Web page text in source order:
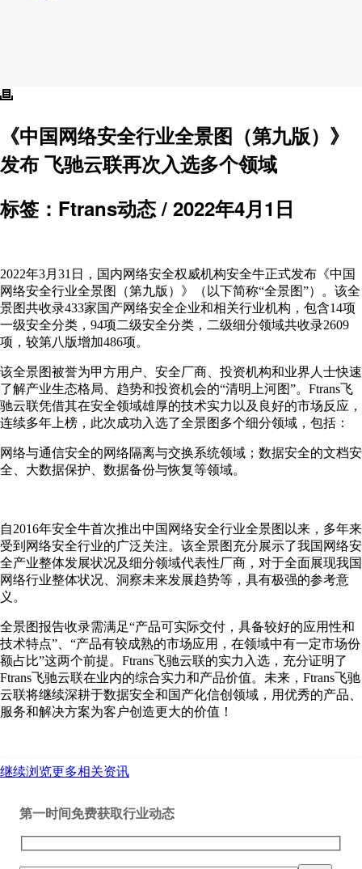
《中国网络安全行业全景图（第九版）》
发布 飞驰云联再次入选多个领域
标签：Ftrans动态 / 2022年4月1日
2022年3月31日，国内网络安全权威机构安全牛正式发布《中国
网络安全行业全景图（第九版）》（以下简称“全景图”）。该全
景图共收录433家国产网络安全企业和相关行业机构，包含14项
一级安全分类，94项二级安全分类，二级细分领域共收录2609
项，较第八版增加486项。
该全景图被誉为甲方用户、安全厂商、投资机构和业界人士快速
了解产业生态格局、趋势和投资机会的“清明上河图”。Ftrans飞
驰云联凭借其在安全领域雄厚的技术实力以及良好的市场反应，
连续多年上榜，此次成功入选了全景图多个细分领域，包括：
网络与通信安全的网络隔离与交换系统领域；数据安全的文档安
全、大数据保护、数据备份与恢复等领域。
自2016年安全牛首次推出中国网络安全行业全景图以来，多年来
受到网络安全行业的广泛关注。该全景图充分展示了我国网络安
全产业整体发展状况及细分领域代表性厂商，对于全面展现我国
网络行业整体状况、洞察未来发展趋势等，具有极强的参考意
义。
全景图报告收录需满足“产品可实际交付，具备较好的应用性和
技术特点”、“产品有较成熟的市场应用，在领域中有一定市场份
额占比”这两个前提。Ftrans飞驰云联的实力入选，充分证明了
Ftrans飞驰云联在业内的综合实力和产品价值。未来，Ftrans飞驰
云联将继续深耕于数据安全和国产化信创领域，用优秀的产品、
服务和解决方案为客户创造更大的价值！
继续浏览更多相关资讯
第一时间免费获取行业动态